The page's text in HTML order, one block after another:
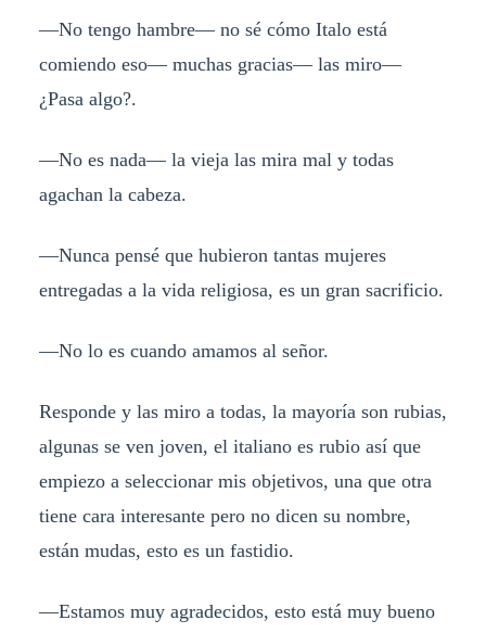
—No tengo hambre— no sé cómo Italo está
comiendo eso— muchas gracias— las miro—
¿Pasa algo?.
—No es nada— la vieja las mira mal y todas
agachan la cabeza.
—Nunca pensé que hubieron tantas mujeres
entregadas a la vida religiosa, es un gran sacrificio.
—No lo es cuando amamos al señor.
Responde y las miro a todas, la mayoría son rubias,
algunas se ven joven, el italiano es rubio así que
empiezo a seleccionar mis objetivos, una que otra
tiene cara interesante pero no dicen su nombre,
están mudas, esto es un fastidio.
—Estamos muy agradecidos, esto está muy bueno